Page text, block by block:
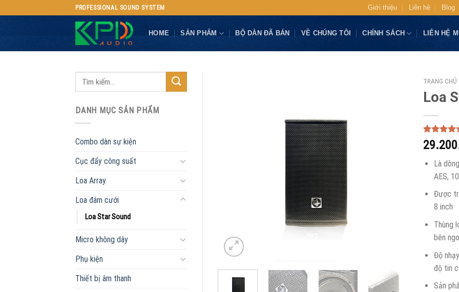
to
PROFESSIONAL SOUND SYSTEM Giới thiệu Liên hệ Blog
HOME SẢN PHẨM BỘ DÀN ĐÃ BÁN VỀ CHÚNG TÔI CHÍNH SÁCH LIÊN HỆ
DANH MỤC SẢN PHẨM
Combo dàn sự kiện
Cục đẩy công suất
Loa Array
Loa đám cưới
Loa Star Sound
Micro không dây
Phụ kiện
Thiết bị âm thanh
TRANG CHỦ
Loa
5.00 trên
dựa trên
1
Là
AES,
Được
8 inch
Thùng
bên
Độ
độ tin
Sản